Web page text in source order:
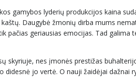
gamybos lyderių produkcijos kaina
Daugybė žmonių dirba mums
pačias geriausias emocijas. Tad
skyriuje, nes įmonės prestižas
didesnė jo vertė. O nauji žaidėjai